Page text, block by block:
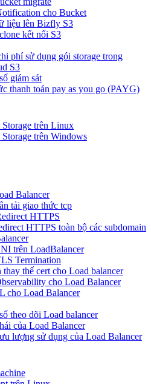
cho Bucket
liệu lên Bizfly S3
kết nối S3
phí sử dụng gói storage trong
S3
giám sát
thanh toán pay as you go (PAYG)
trên Linux
trên Windows
Balancer
tải giao thức tcp
HTTPS
HTTPS toàn bộ các subdomain
trên LoadBalancer
Termination
thế cert cho Load balancer
cho Load Balancer
cho Load Balancer
theo dõi Load balancer
của Load Balancer
lượng sử dụng của Load Balancer